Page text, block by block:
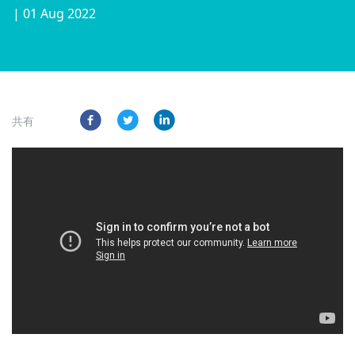
| 01 Aug 2022
共有